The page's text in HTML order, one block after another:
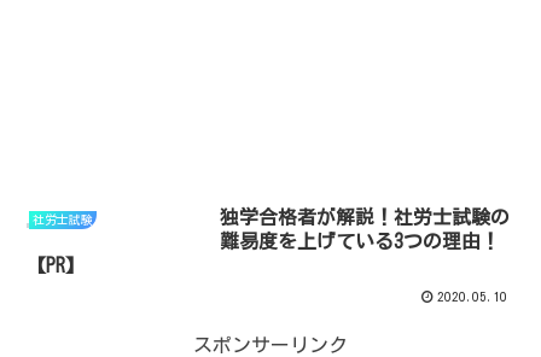
社労士試験
独学合格者が解説！社労士試験の
難易度を上げている3つの理由！
【PR】
2020.05.10
スポンサーリンク